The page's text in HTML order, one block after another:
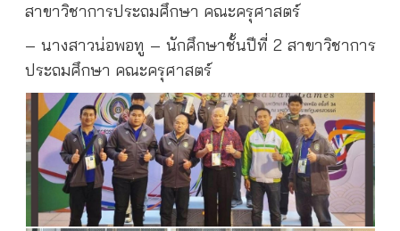
สาขาวิชาการประถมศึกษา คณะครุศาสตร์
– นางสาวน่อพอทู – นักศึกษาชั้นปีที่ 2 สาขาวิชาการ
ประถมศึกษา คณะครุศาสตร์